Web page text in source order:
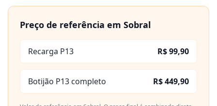
Preço de referência em Sobral
Recarga P13 R$ 99,90
Botijão P13 completo R$ 449,90